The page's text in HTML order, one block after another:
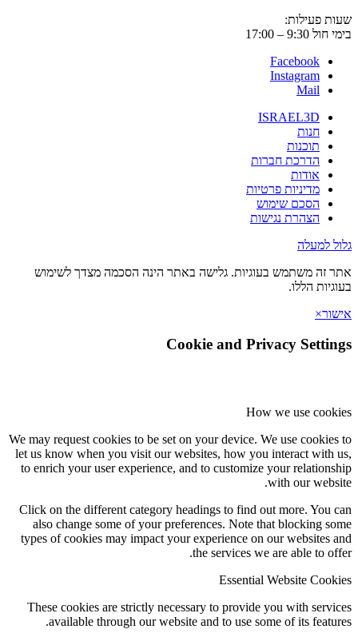
שעות פעילות:
בימי חול 9:30 – 17:00
Facebook
Instagram
Mail
ISRAEL3D
חנות
תוכנות
הדרכת חברות
אודות
מדיניות פרטיות
הסכם שימוש
הצהרת נגישות
גלול למעלה
אתר זה משתמש בעוגיות. גלישה באתר הינה הסכמה מצדך לשימוש
בעוגיות הללו.
אישור×
Cookie and Privacy Settings
How we use cookies
We may request cookies to be set on your device. We use cookies to
let us know when you visit our websites, how you interact with us,
to enrich your user experience, and to customize your relationship
with our website.
Click on the different category headings to find out more. You can
also change some of your preferences. Note that blocking some
types of cookies may impact your experience on our websites and
the services we are able to offer.
Essential Website Cookies
These cookies are strictly necessary to provide you with services
available through our website and to use some of its features.